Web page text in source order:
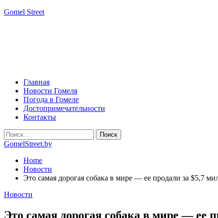
Gomel Street
Главная
Новости Гомеля
Погода в Гомеле
Достопримечательности
Контакты
GomelStreet.by
Home
Новости
Это самая дорогая собака в мире — ее продали за $5,7
Новости
Это самая дорогая собака в мире — ее